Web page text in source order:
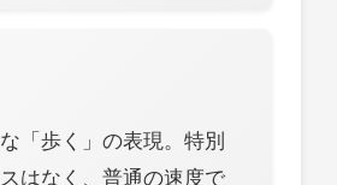
「歩く」の表現。特別
はなく、普通の速度で